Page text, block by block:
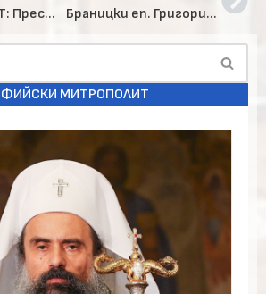
СКРЪБНА ВЕСТ: Престави се в Господа свещеник Васил Драгомиров Янков Браницки еп. Григорий посети енорията на храм „Св. пр. Илия“, кв. „Дружба“
МИТРОПОЛИТ